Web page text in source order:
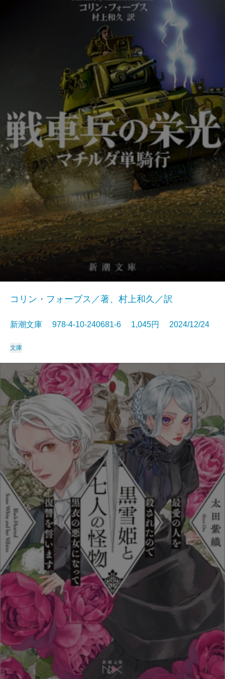
コリン・フォーブス／著、村上和久／訳
新潮文庫 978-4-10-240681-6 1,045円 2024/12/24
文庫